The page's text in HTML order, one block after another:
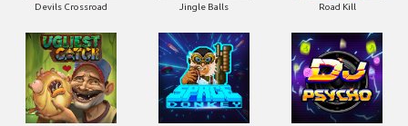
Devils Crossroad Jingle Balls Road Kill